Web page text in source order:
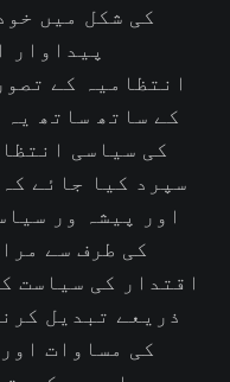
کی شکل میں
پیداوار
انتظامیہ کے
کے ساتھ ساتھ
کی سیاسی
سپرد کیا جائے
اور پیشہ ور
کی طرف سے
اقتدار کی سیاست
ذریعے تبدیل
کی مساوات